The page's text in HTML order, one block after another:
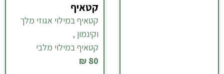
קטאיף
קטאיף במילוי אגוזי מלך
וקינמון ,
קטאיף במילוי מלבי
80 ₪